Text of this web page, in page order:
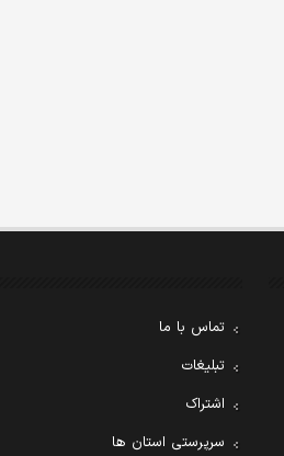
تماس با ما
تبلیغات
اشتراک
سرپرستی استان ها